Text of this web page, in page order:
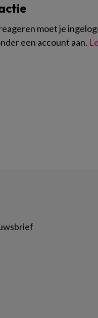
moet je
een account aan.